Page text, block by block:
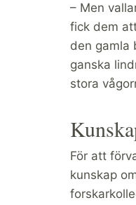
– Men
fick dem
den gamla
ganska
stora
För att
kunskap